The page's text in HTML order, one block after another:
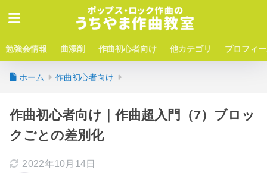
勉強会情報 曲添削 作曲初心者向け 他カテゴリ プロフィ
ホーム 作曲初心者向け
作曲初心者向け｜作曲超入門（7）ブロッ
クごとの差別化
2022年10月14日